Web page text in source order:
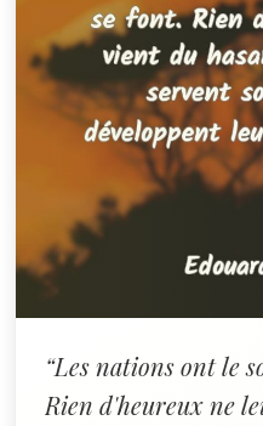
“Les nations ont le
Rien d'heureux ne